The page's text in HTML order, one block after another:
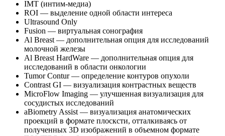
IMT (интим-медиа)
ROI — выделение одной области интереса
Ultrasound Only
Fusion — виртуальная сонография
Al Breast — дополнительная опция для исследований
молочной железы
Al Breast HardWare — дополнительная опция для
исследований в области онкологии
Tumor Contur — определение контуров опухоли
Contrast GI — визуализация контрастных веществ
MicroFlow Imaging — улучшенная визуализация для
сосудистых исследований
aBiometry Assist — визуализация анатомических
проекций в формате плосксти, отталкиваясь от
полученных 3D изображений в объемном формате